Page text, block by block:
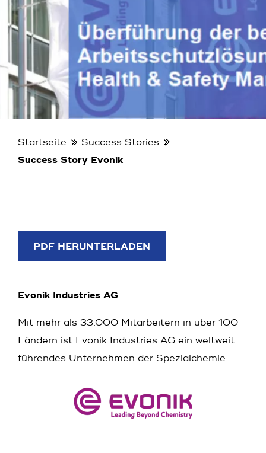
Startseite
Success Stories
Success Story Evonik
PDF HERUNTERLADEN
Evonik Industries AG
Mit mehr als 33.000 Mitarbeitern in über 100
Ländern ist Evonik Industries AG ein weltweit
führendes Unternehmen der Spezialchemie.